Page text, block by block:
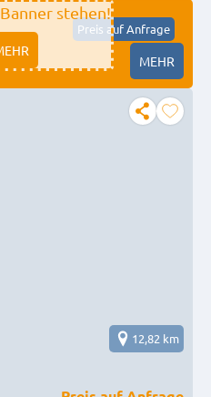
stehen!
Preis auf Anfrage
MEHR
12,82 km